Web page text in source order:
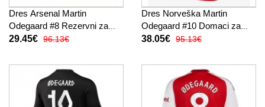
Dres Arsenal Martin
Odegaard #8 Rezervni za
djecu 2026-27 Kratak Rukav
29.45€ 96.13€
Dres Norveška Martin
Odegaard #10 Domaci za
Žensko SP 2026 Kratak
38.05€ 95.13€